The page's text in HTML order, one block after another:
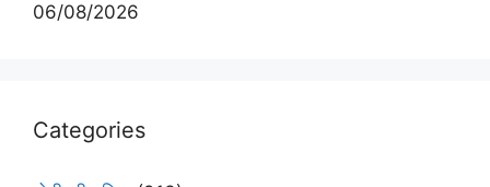
06/08/2026
Categories